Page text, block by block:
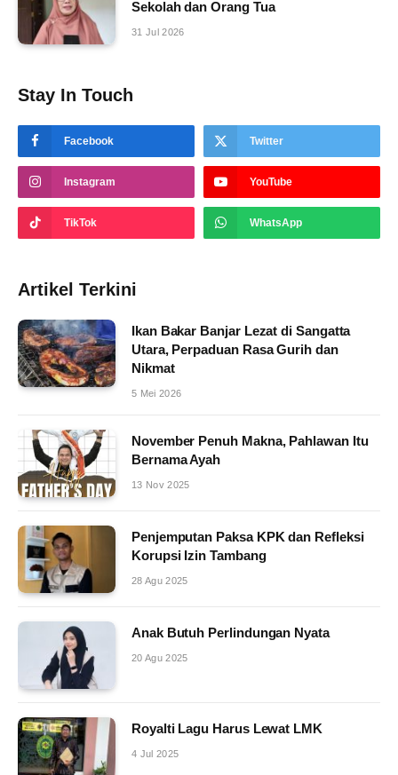
Sekolah dan Orang Tua
31 Jul 2026
Stay In Touch
Facebook Twitter
Instagram YouTube
TikTok WhatsApp
Artikel Terkini
Ikan Bakar Banjar Lezat di Sangatta
Utara, Perpaduan Rasa Gurih dan
Nikmat
5 Mei 2026
November Penuh Makna, Pahlawan Itu
Bernama Ayah
13 Nov 2025
Penjemputan Paksa KPK dan Refleksi
Korupsi Izin Tambang
28 Agu 2025
Anak Butuh Perlindungan Nyata
20 Agu 2025
Royalti Lagu Harus Lewat LMK
4 Jul 2025